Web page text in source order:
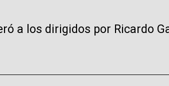
a los dirigidos por Ricardo